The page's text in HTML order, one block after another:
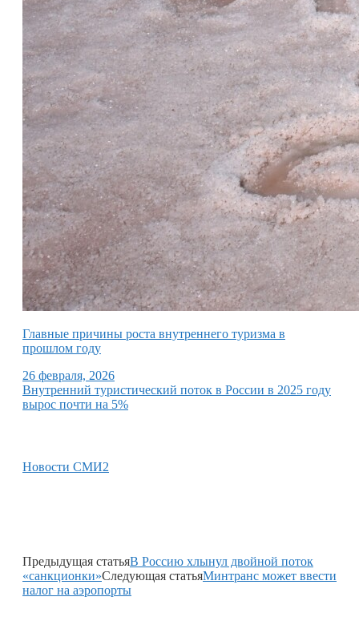
Главные причины роста внутреннего туризма в
прошлом году
26 февраля, 2026
Внутренний туристический поток в России в 2025 году
вырос почти на 5%
Новости СМИ2
Предыдущая статьяВ Россию хлынул двойной поток
«санкционки»Следующая статьяМинтранс может ввести
налог на аэропорты